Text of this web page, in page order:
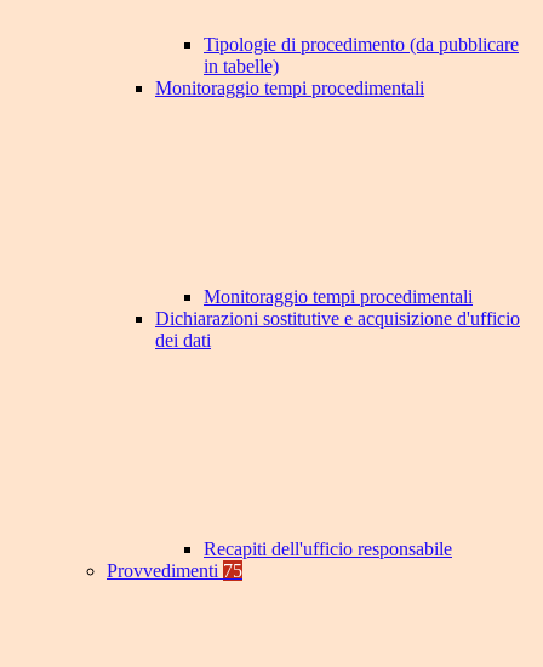
Tipologie di procedimento (da pubblicare
in tabelle)
Monitoraggio tempi procedimentali
Monitoraggio tempi procedimentali
Dichiarazioni sostitutive e acquisizione d'ufficio
dei dati
Recapiti dell'ufficio responsabile
Provvedimenti 75